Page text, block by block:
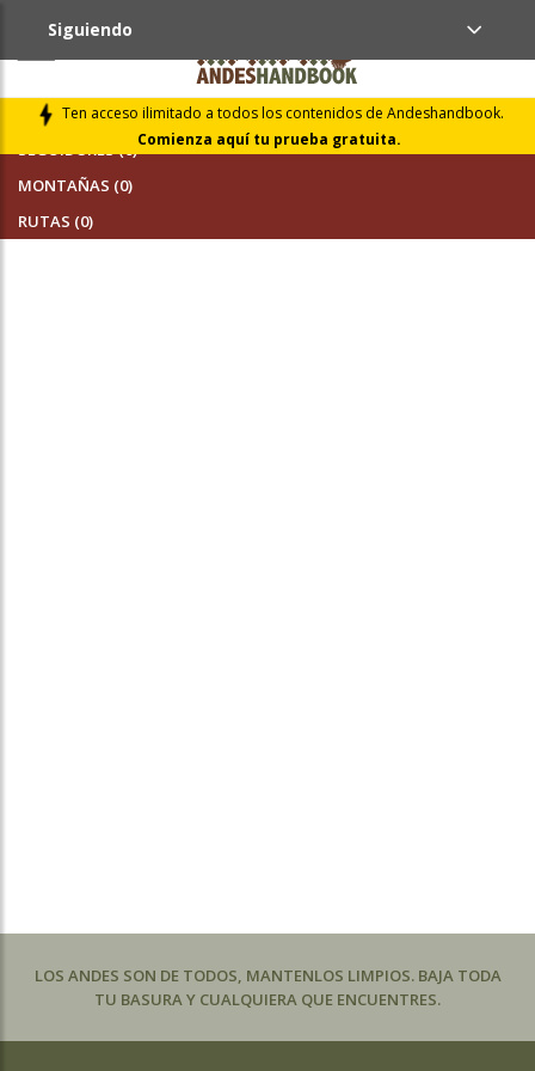
Ten acceso ilimitado a todos los contenidos de Andeshandbook.
Comienza aquí tu prueba gratuita.
Siguiendo
SEGUIDORES (0)
MONTAÑAS (0)
RUTAS (0)
LOS ANDES SON DE TODOS, MANTENLOS LIMPIOS. BAJA TODA
TU BASURA Y CUALQUIERA QUE ENCUENTRES.